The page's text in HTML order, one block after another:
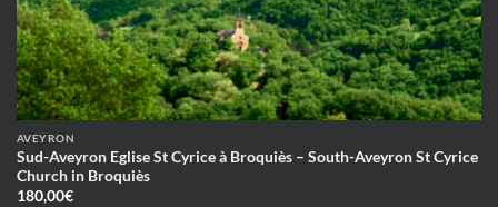
AVEYRON
Sud-Aveyron Eglise St Cyrice à Broquiès – South-Aveyron St Cyrice
Church in Broquiès
180,00€